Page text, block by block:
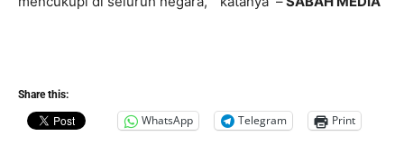
Share this:
WhatsApp Telegram Print